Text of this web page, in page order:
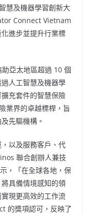
慧及機器學習創新大
Connect Vietnam
進步並提升行業標
亞太地區超過 10 個
人工智慧及機器學
充套件的智慧保險
業界的卓越標桿，旨
先驅機構。
，以及服務客戶、代
聯合創辦人兼技
，「在全球各地，保
具備情境感知的領
現更高效的工作流
的獎項認可，反映了